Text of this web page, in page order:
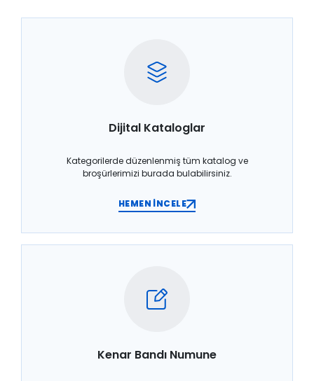
Dijital Kataloglar
Kategorilerde düzenlenmiş tüm katalog ve
broşürlerimizi burada bulabilirsiniz.
HEMEN İNCELE
Kenar Bandı Numune